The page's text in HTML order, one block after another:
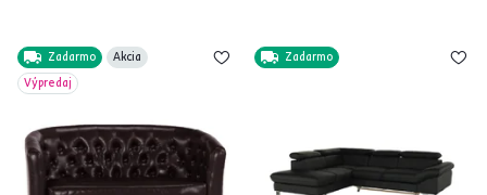
Zadarmo
Akcia
Výpredaj
Zadarmo